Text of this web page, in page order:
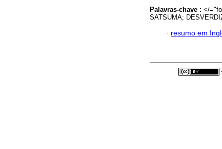
Palavras-chave : </
SATSUMA;
· resumo em